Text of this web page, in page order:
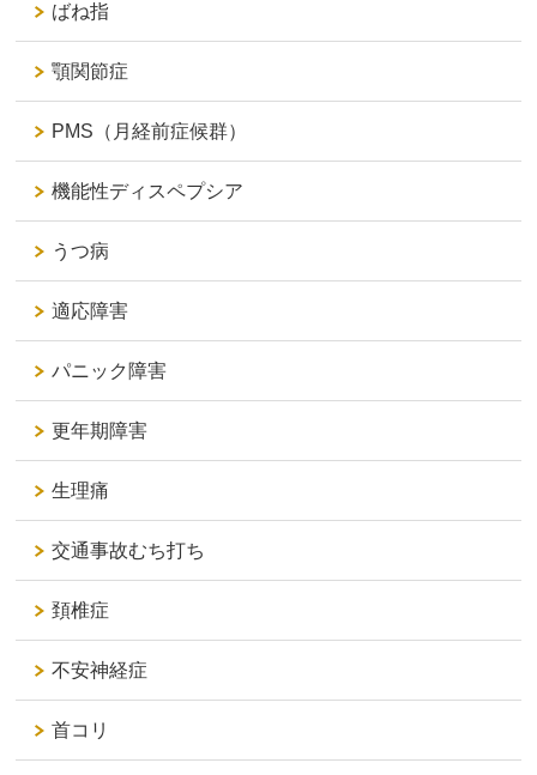
ばね指
顎関節症
PMS（月経前症候群）
機能性ディスペプシア
うつ病
適応障害
パニック障害
更年期障害
生理痛
交通事故むち打ち
頚椎症
不安神経症
首コリ